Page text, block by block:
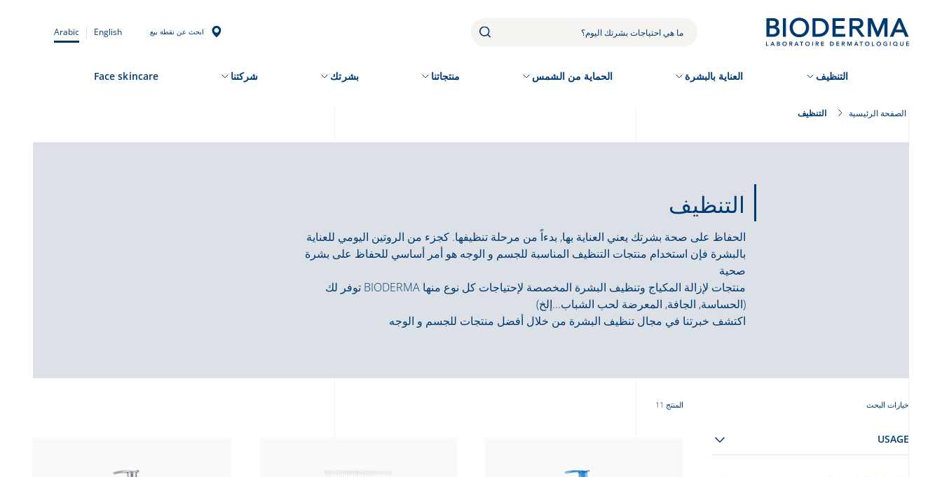
ابحث عن نقطة بيع English
Arabic
التنظيف العناية بالبشرة الحماية من الشمس منتجاتنا بشرتك شركتنا Face skincare
الصفحة الرئيسية التنظيف
التنظيف
الحفاظ على صحة بشرتك يعني العناية بها, بدءاً من مرحلة تنظيفها. كجزء من الروتين اليومي للعناية
بالبشرة فإن استخدام منتجات التنظيف المناسبة للجسم و الوجه هو أمر أساسي للحفاظ على بشرة
صحية
توفر لك BIODERMA منتجات لإزالة المكياج وتنظيف البشرة المخصصة لإحتياجات كل نوع منها
(الحساسة, الجافة, المعرضة لحب الشباب...إلخ)
اكتشف خبرتنا في مجال تنظيف البشرة من خلال أفضل منتجات للجسم و الوجه
خيارات البحث المنتج 11
USAGE